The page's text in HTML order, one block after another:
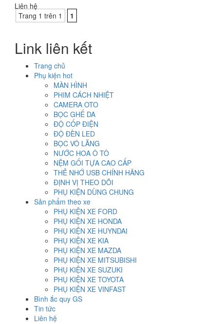
Liên hệ
Trang 1 trên 1
1
Link liên kết
Trang chủ
Phụ kiện hot
MÀN HÌNH
PHIM CÁCH NHIỆT
CAMERA OTO
BỌC GHẾ DA
ĐỘ CỐP ĐIỆN
ĐỘ ĐÈN LED
BỌC VÔ LĂNG
NƯỚC HOA Ô TÔ
NỆM GỐI TỰA CAO CẤP
THẺ NHỚ USB CHÍNH HÃNG
ĐỊNH VỊ THEO DÕI
PHỤ KIỆN DÙNG CHUNG
Sản phẩm theo xe
PHỤ KIỆN XE FORD
PHỤ KIỆN XE HONDA
PHỤ KIỆN XE HUYNDAI
PHỤ KIỆN XE KIA
PHỤ KIỆN XE MAZDA
PHỤ KIỆN XE MITSUBISHI
PHỤ KIỆN XE SUZUKI
PHỤ KIỆN XE TOYOTA
PHỤ KIỆN XE VINFAST
Bình ắc quy GS
Tin tức
Liên hệ